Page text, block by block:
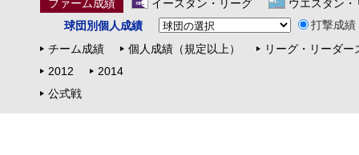
ファーム成績
イースタン・リーグ
ウエスタン・
球団別個人成績
打撃成績
チーム成績
個人成績（規定以上）
リーグ・リーダー
2012
2014
公式戦